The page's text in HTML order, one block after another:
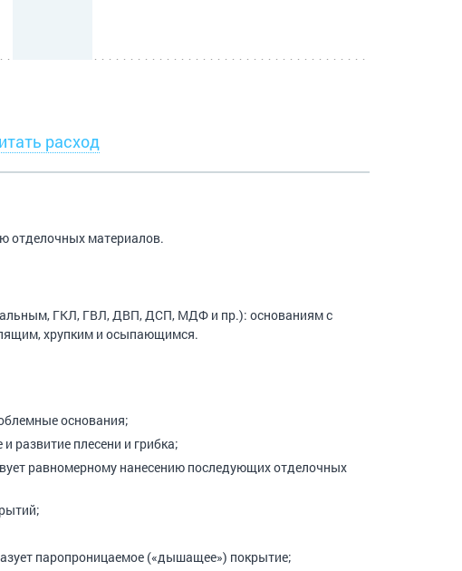
расход
отделочных материалов.
ГКЛ, ГВЛ, ДВП, ДСП, МДФ и пр.): основаниям с
хрупким и осыпающимся.
основания;
развитие плесени и грибка;
равномерному нанесению последующих отделочных
паропроницаемое («дышащее») покрытие;